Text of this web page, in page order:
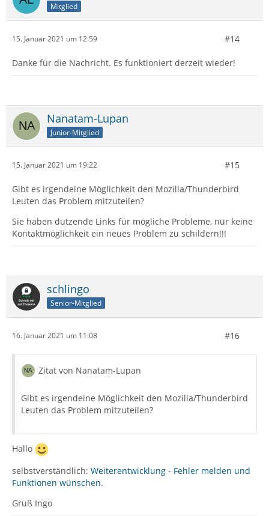
Mitglied
15. Januar 2021 um 12:59 #14
Danke für die Nachricht. Es funktioniert derzeit wieder!
Nanatam-Lupan
Junior-Mitglied
15. Januar 2021 um 19:22 #15
Gibt es irgendeine Möglichkeit den Mozilla/Thunderbird
Leuten das Problem mitzuteilen?
Sie haben dutzende Links für mögliche Probleme, nur keine
Kontaktmöglichkeit ein neues Problem zu schildern!!!
schlingo
Senior-Mitglied
16. Januar 2021 um 11:08 #16
Zitat von Nanatam-Lupan
Gibt es irgendeine Möglichkeit den Mozilla/Thunderbird
Leuten das Problem mitzuteilen?
Hallo
selbstverständlich: Weiterentwicklung - Fehler melden und
Funktionen wünschen.
Gruß Ingo